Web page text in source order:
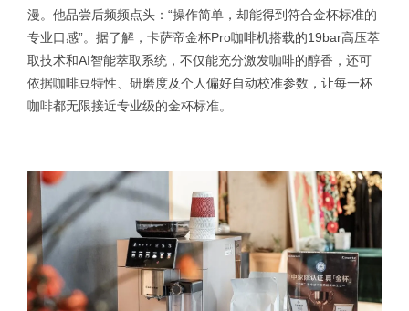
漫。他品尝后频频点头：“操作简单，却能得到符合金杯标准的
专业口感”。据了解，卡萨帝金杯Pro咖啡机搭载的19bar高压萃
取技术和AI智能萃取系统，不仅能充分激发咖啡的醇香，还可
依据咖啡豆特性、研磨度及个人偏好自动校准参数，让每一杯
咖啡都无限接近专业级的金杯标准。